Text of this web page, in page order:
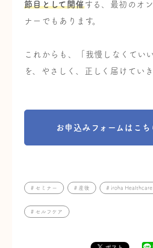
節目として開催する
、最初のオ
ナー でもあります。
これからも、「我慢しなくてい
を、
やさしく、正しく届けていき
お申込みフォームはこち
# セミナー # 産後 # iroha Healthcare
# セルフケア